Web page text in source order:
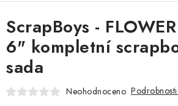
VŠECHNO ZBOŽÍ
KNIHAŘSKÝ MATERIÁL
ScrapBoys -
6" kompletní
sada
Neohodnoceno